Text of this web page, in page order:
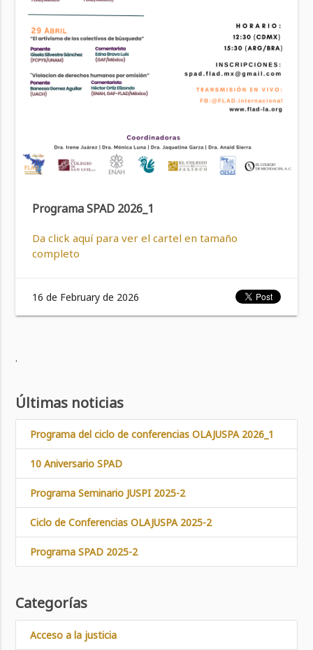
Programa SPAD 2026_1
Da click aquí para ver el cartel en tamaño
completo
16 de February de 2026
.
Últimas noticias
Programa del ciclo de conferencias OLAJUSPA 2026_1
10 Aniversario SPAD
Programa Seminario JUSPI 2025-2
Ciclo de Conferencias OLAJUSPA 2025-2
Programa SPAD 2025-2
Categorías
Acceso a la justicia